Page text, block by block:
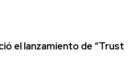
el lanzamiento de “Trust